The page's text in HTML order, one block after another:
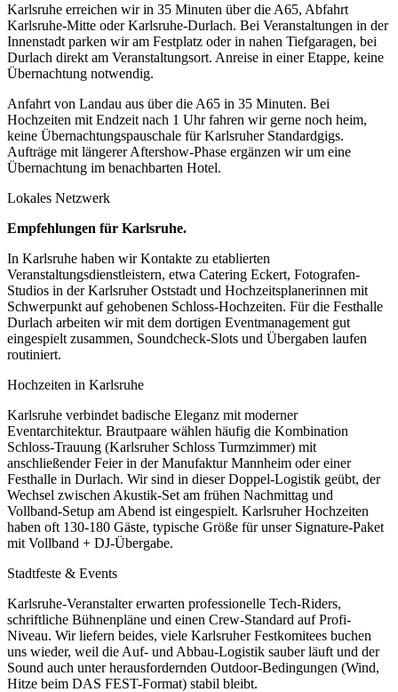
Karlsruhe erreichen wir in 35 Minuten über die A65, Abfahrt
Karlsruhe-Mitte oder Karlsruhe-Durlach. Bei Veranstaltungen in der
Innenstadt parken wir am Festplatz oder in nahen Tiefgaragen, bei
Durlach direkt am Veranstaltungsort. Anreise in einer Etappe, keine
Übernachtung notwendig.
Anfahrt von Landau aus über die A65 in 35 Minuten. Bei
Hochzeiten mit Endzeit nach 1 Uhr fahren wir gerne noch heim,
keine Übernachtungspauschale für Karlsruher Standardgigs.
Aufträge mit längerer Aftershow-Phase ergänzen wir um eine
Übernachtung im benachbarten Hotel.
Lokales Netzwerk
Empfehlungen für Karlsruhe.
In Karlsruhe haben wir Kontakte zu etablierten
Veranstaltungsdienstleistern, etwa Catering Eckert, Fotografen-
Studios in der Karlsruher Oststadt und Hochzeitsplanerinnen mit
Schwerpunkt auf gehobenen Schloss-Hochzeiten. Für die Festhalle
Durlach arbeiten wir mit dem dortigen Eventmanagement gut
eingespielt zusammen, Soundcheck-Slots und Übergaben laufen
routiniert.
Hochzeiten in Karlsruhe
Karlsruhe verbindet badische Eleganz mit moderner
Eventarchitektur. Brautpaare wählen häufig die Kombination
Schloss-Trauung (Karlsruher Schloss Turmzimmer) mit
anschließender Feier in der Manufaktur Mannheim oder einer
Festhalle in Durlach. Wir sind in dieser Doppel-Logistik geübt, der
Wechsel zwischen Akustik-Set am frühen Nachmittag und
Vollband-Setup am Abend ist eingespielt. Karlsruher Hochzeiten
haben oft 130-180 Gäste, typische Größe für unser Signature-Paket
mit Vollband + DJ-Übergabe.
Stadtfeste & Events
Karlsruhe-Veranstalter erwarten professionelle Tech-Riders,
schriftliche Bühnenpläne und einen Crew-Standard auf Profi-
Niveau. Wir liefern beides, viele Karlsruher Festkomitees buchen
uns wieder, weil die Auf- und Abbau-Logistik sauber läuft und der
Sound auch unter herausfordernden Outdoor-Bedingungen (Wind,
Hitze beim DAS FEST-Format) stabil bleibt.